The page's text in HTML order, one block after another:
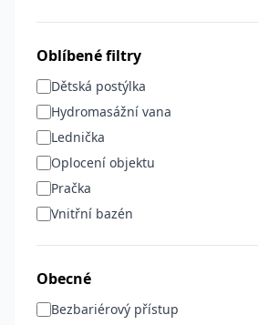
Oblíbené filtry
Dětská postýlka
Hydromasážní vana
Lednička
Oplocení objektu
Pračka
Vnitřní bazén
Obecné
Bezbariérový přístup